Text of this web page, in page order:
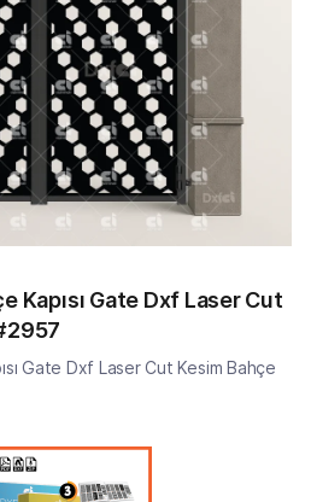
Kapısı Gate Dxf Laser Cut
Gate Dxf Laser Cut Kesim Bahçe